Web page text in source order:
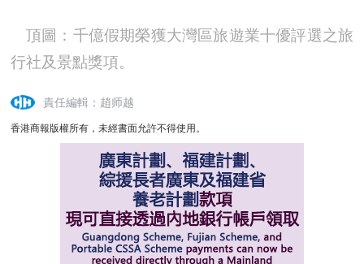
頂圖 ：千億假期榮獲大灣區旅遊業十優評選之旅
行社及景點獎項。
責任編輯：趙师越
香港商報版權所有，未經書面允許不得使用。